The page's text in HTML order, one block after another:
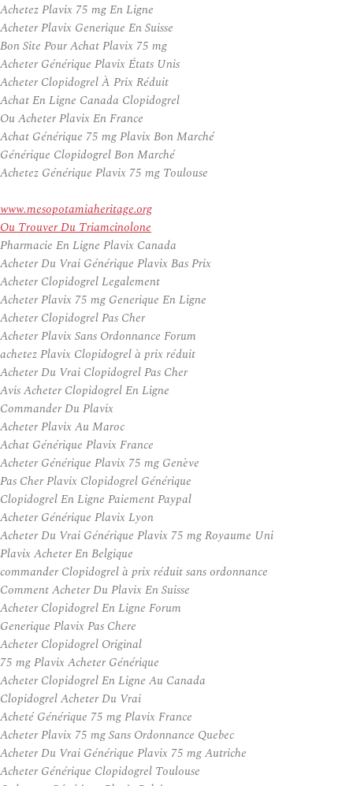
Achetez Plavix 75 mg En Ligne
Acheter Plavix Generique En Suisse
Bon Site Pour Achat Plavix 75 mg
Acheter Générique Plavix États Unis
Acheter Clopidogrel À Prix Réduit
Achat En Ligne Canada Clopidogrel
Ou Acheter Plavix En France
Achat Générique 75 mg Plavix Bon Marché
Générique Clopidogrel Bon Marché
Achetez Générique Plavix 75 mg Toulouse
www.mesopotamiaheritage.org
Ou Trouver Du Triamcinolone
Pharmacie En Ligne Plavix Canada
Acheter Du Vrai Générique Plavix Bas Prix
Acheter Clopidogrel Legalement
Acheter Plavix 75 mg Generique En Ligne
Acheter Clopidogrel Pas Cher
Acheter Plavix Sans Ordonnance Forum
achetez Plavix Clopidogrel à prix réduit
Acheter Du Vrai Clopidogrel Pas Cher
Avis Acheter Clopidogrel En Ligne
Commander Du Plavix
Acheter Plavix Au Maroc
Achat Générique Plavix France
Acheter Générique Plavix 75 mg Genève
Pas Cher Plavix Clopidogrel Générique
Clopidogrel En Ligne Paiement Paypal
Acheter Générique Plavix Lyon
Acheter Du Vrai Générique Plavix 75 mg Royaume Uni
Plavix Acheter En Belgique
commander Clopidogrel à prix réduit sans ordonnance
Comment Acheter Du Plavix En Suisse
Acheter Clopidogrel En Ligne Forum
Generique Plavix Pas Chere
Acheter Clopidogrel Original
75 mg Plavix Acheter Générique
Acheter Clopidogrel En Ligne Au Canada
Clopidogrel Acheter Du Vrai
Acheté Générique 75 mg Plavix France
Acheter Plavix 75 mg Sans Ordonnance Quebec
Acheter Du Vrai Générique Plavix 75 mg Autriche
Acheter Générique Clopidogrel Toulouse